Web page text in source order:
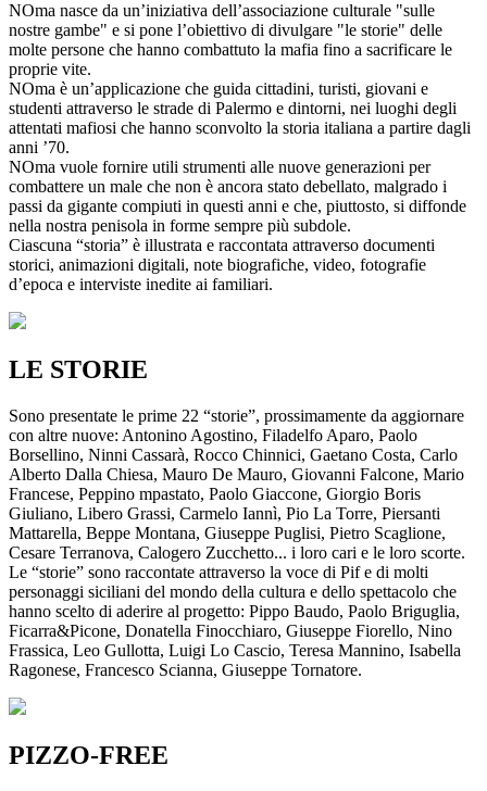
NOma nasce da un’iniziativa dell’associazione culturale "sulle
nostre gambe" e si pone l’obiettivo di divulgare "le storie" delle
molte persone che hanno combattuto la mafia fino a sacrificare le
proprie vite.
NOma è un’applicazione che guida cittadini, turisti, giovani e
studenti attraverso le strade di Palermo e dintorni, nei luoghi degli
attentati mafiosi che hanno sconvolto la storia italiana a partire dagli
anni ’70.
NOma vuole fornire utili strumenti alle nuove generazioni per
combattere un male che non è ancora stato debellato, malgrado i
passi da gigante compiuti in questi anni e che, piuttosto, si diffonde
nella nostra penisola in forme sempre più subdole.
Ciascuna “storia” è illustrata e raccontata attraverso documenti
storici, animazioni digitali, note biografiche, video, fotografie
d’epoca e interviste inedite ai familiari.
LE STORIE
Sono presentate le prime 22 “storie”, prossimamente da aggiornare
con altre nuove: Antonino Agostino, Filadelfo Aparo, Paolo
Borsellino, Ninni Cassarà, Rocco Chinnici, Gaetano Costa, Carlo
Alberto Dalla Chiesa, Mauro De Mauro, Giovanni Falcone, Mario
Francese, Peppino mpastato, Paolo Giaccone, Giorgio Boris
Giuliano, Libero Grassi, Carmelo Iannì, Pio La Torre, Piersanti
Mattarella, Beppe Montana, Giuseppe Puglisi, Pietro Scaglione,
Cesare Terranova, Calogero Zucchetto... i loro cari e le loro scorte.
Le “storie” sono raccontate attraverso la voce di Pif e di molti
personaggi siciliani del mondo della cultura e dello spettacolo che
hanno scelto di aderire al progetto: Pippo Baudo, Paolo Briguglia,
Ficarra&Picone, Donatella Finocchiaro, Giuseppe Fiorello, Nino
Frassica, Leo Gullotta, Luigi Lo Cascio, Teresa Mannino, Isabella
Ragonese, Francesco Scianna, Giuseppe Tornatore.
PIZZO-FREE